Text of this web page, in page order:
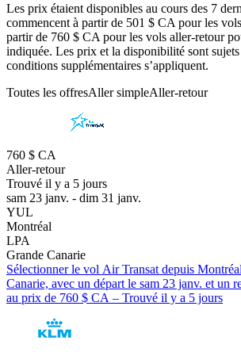
Les prix étaient disponibles au cours des 7
commencent à partir de 501 $ CA pour les
partir de 760 $ CA pour les vols aller-retour
indiquée. Les prix et la disponibilité sont
conditions supplémentaires s’appliquent.
Toutes les offresAller simpleAller-retour
760 $ CA
Aller-retour
Trouvé il y a 5 jours
sam 23 janv. - dim 31 janv.
YUL
Montréal
LPA
Grande Canarie
Sélectionner le vol Air Transat depuis
Canarie, avec un départ le sam 23 janv. et un
au prix de 760 $ CA – Trouvé il y a 5 jours